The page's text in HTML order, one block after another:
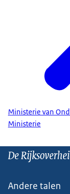
Ministerie van
Ministerie
De
Andere talen